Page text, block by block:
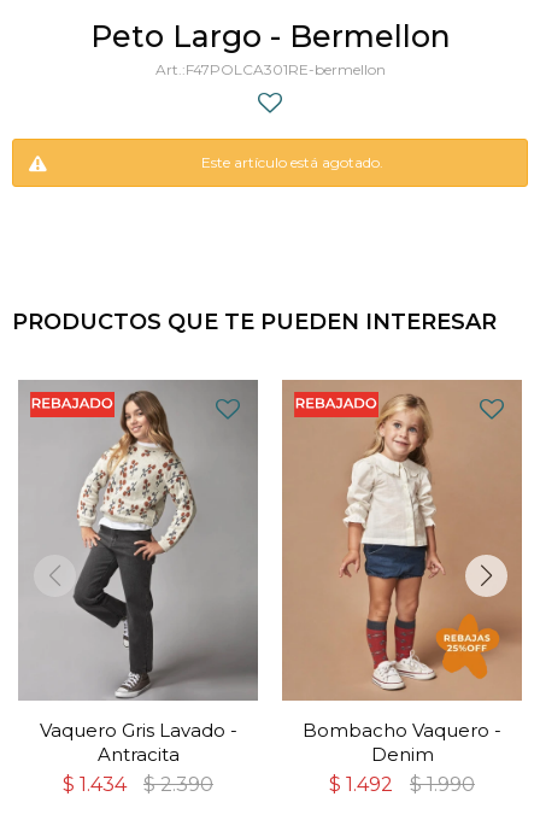
Peto Largo - Bermellon
F47POLCA301RE-bermellon
Este artículo está agotado.
PRODUCTOS QUE TE PUEDEN INTERESAR
Vaquero Gris Lavado -
Antracita
$ 1.434 $ 2.390
Bombacho Vaquero -
Denim
$ 1.492 $ 1.990